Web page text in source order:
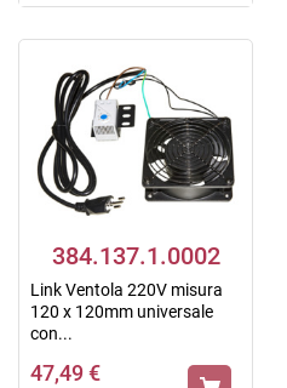
384.137.1.0002
Link Ventola 220V misura
120 x 120mm universale
con...
47,49 €